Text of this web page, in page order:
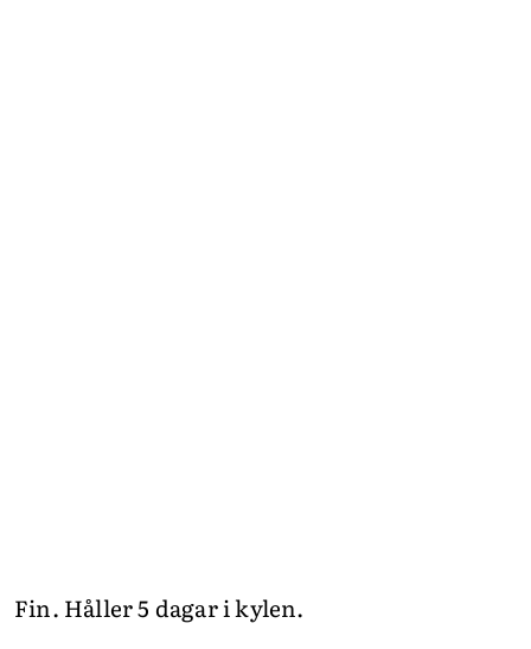
Fin. Håller 5 dagar i kylen.